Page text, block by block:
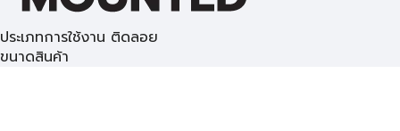
ประเภทการใช้งาน ติดลอย
ขนาดสินค้า